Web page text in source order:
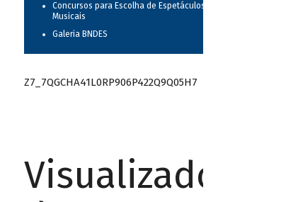
Concursos para Escolha de Espetáculos
Musicais
Galeria BNDES
Z7_7QGCHA41L0RP906P422Q9Q05H7
Visualizador